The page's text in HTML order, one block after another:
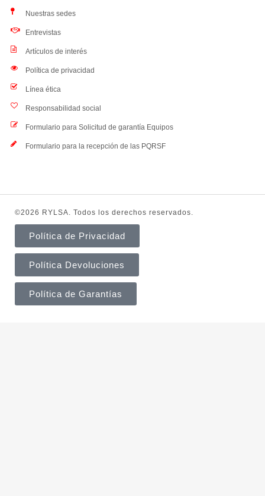
Nuestras sedes
Entrevistas
Artículos de interés
Política de privacidad
Línea ética
Responsabilidad social
Formulario para Solicitud de garantía Equipos
Formulario para la recepción de las PQRSF
©2026 RYLSA. Todos los derechos reservados.
Política de Privacidad
Política Devoluciones
Política de Garantías